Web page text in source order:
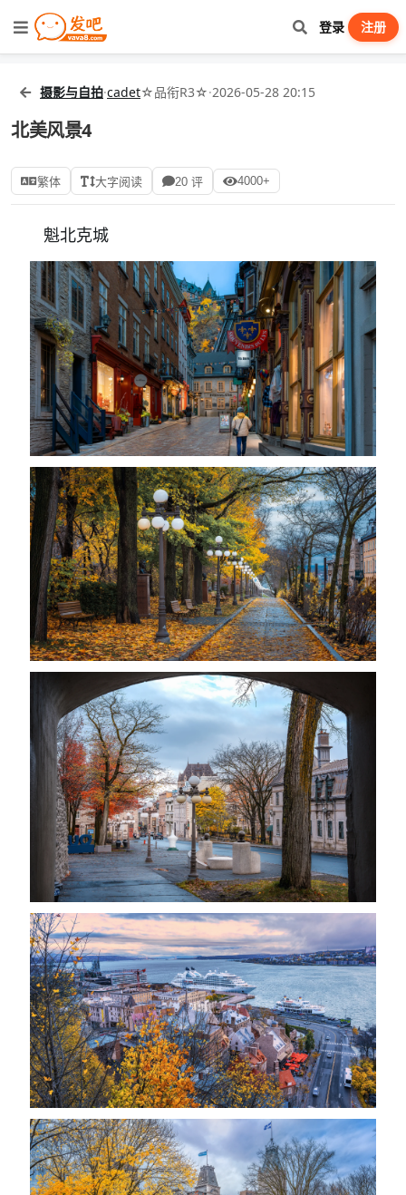
登录 注册
摄影与自拍·cadet☆品衔R3☆·2026-05-28 20:15
北美风景4
繁体 大字阅读 20 评 4000+
魁北克城